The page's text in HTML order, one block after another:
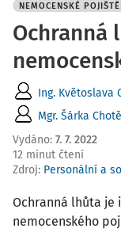
NEMOCENSKÉ
Ochranná
Ing. Květoslava
Mgr. Šárka
Vydáno: 7. 7. 2022
12 minut čtení
Zdroj: Personální a
Ochranná lhůta je
nemocenského